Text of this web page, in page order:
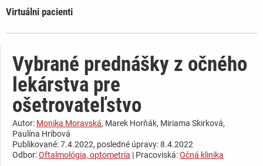
Virtuálni pacienti
Vybrané prednášky z očného
lekárstva pre
ošetrovateľstvo
Autor: Monika Moravská, Marek Horňák, Miriama Skirková,
Paulína Hribová
Publikované: 7.4.2022, posledné úpravy: 8.4.2022
Odbor:Oftalmológia, optometria | Pracoviská:Očná klinika